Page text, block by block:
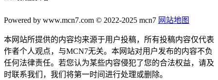
Powered by www.mcn7.com © 2022-2025 mcn7 网站地图
本网站所提供的内容均来源于用户投稿，所有投稿内容仅代表
作者个人观点，与MCN7无关。本网站对用户发布的内容不负
任何法律责任。若您认为某些内容侵犯了您的合法权益，请及
时联系我们，我们将第一时间进行处理或删除。